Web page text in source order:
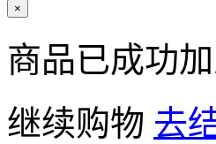
×
商品已成功
继续购物 去